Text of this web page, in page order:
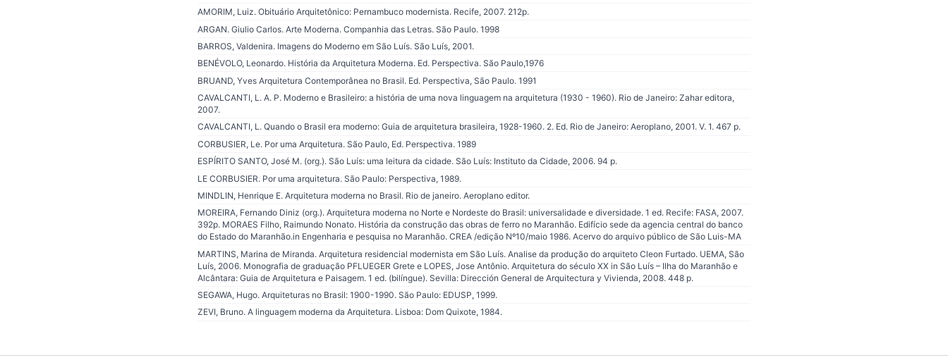
AMORIM, Luiz. Obituário Arquitetônico: Pernambuco modernista. Recife, 2007. 212p.
ARGAN. Giulio Carlos. Arte Moderna. Companhia das Letras. São Paulo. 1998
BARROS, Valdenira. Imagens do Moderno em São Luís. São Luís, 2001.
BENÉVOLO, Leonardo. História da Arquitetura Moderna. Ed. Perspectiva. São Paulo,1976
BRUAND, Yves Arquitetura Contemporânea no Brasil. Ed. Perspectiva, São Paulo. 1991
CAVALCANTI, L. A. P. Moderno e Brasileiro: a história de uma nova linguagem na arquitetura (1930 - 1960). Rio de Janeiro: Zahar editora,
2007.
CAVALCANTI, L. Quando o Brasil era moderno: Guia de arquitetura brasileira, 1928-1960. 2. Ed. Rio de Janeiro: Aeroplano, 2001. V. 1. 467 p.
CORBUSIER, Le. Por uma Arquitetura. São Paulo, Ed. Perspectiva. 1989
ESPÍRITO SANTO, José M. (org.). São Luís: uma leitura da cidade. São Luís: Instituto da Cidade, 2006. 94 p.
LE CORBUSIER. Por uma arquitetura. São Paulo: Perspectiva, 1989.
MINDLIN, Henrique E. Arquitetura moderna no Brasil. Rio de janeiro. Aeroplano editor.
MOREIRA, Fernando Diniz (org.). Arquitetura moderna no Norte e Nordeste do Brasil: universalidade e diversidade. 1 ed. Recife: FASA, 2007.
392p. MORAES Filho, Raimundo Nonato. História da construção das obras de ferro no Maranhão. Edifício sede da agencia central do banco
do Estado do Maranhão.in Engenharia e pesquisa no Maranhão. CREA /edição Nº10/maio 1986. Acervo do arquivo público de São Luis-MA
MARTINS, Marina de Miranda. Arquitetura residencial modernista em São Luís. Analise da produção do arquiteto Cleon Furtado. UEMA, São
Luís, 2006. Monografia de graduação PFLUEGER Grete e LOPES, Jose Antônio. Arquitetura do século XX in São Luís – Ilha do Maranhão e
Alcântara: Guia de Arquitetura e Paisagem. 1 ed. (bilíngue). Sevilla: Dirección General de Arquitectura y Vivienda, 2008. 448 p.
SEGAWA, Hugo. Arquiteturas no Brasil: 1900-1990. São Paulo: EDUSP, 1999.
ZEVI, Bruno. A linguagem moderna da Arquitetura. Lisboa: Dom Quixote, 1984.